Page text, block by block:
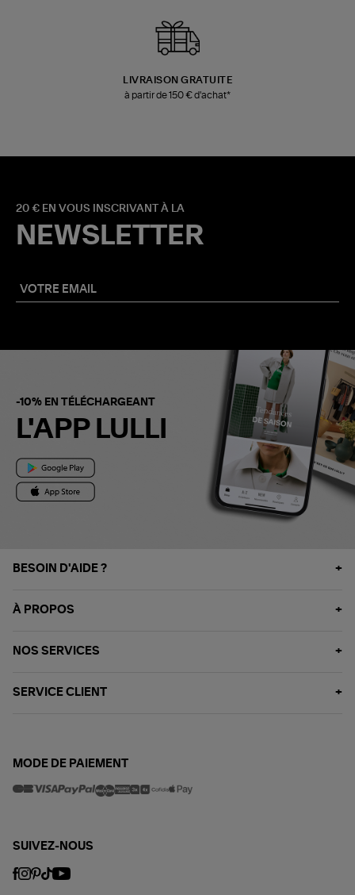
LIVRAISON GRATUITE
à partir de 150 € d'achat*
20 € EN VOUS INSCRIVANT À LA
NEWSLETTER
-10% EN TÉLÉCHARGEANT
L'APP LULLI
BESOIN D'AIDE ?
À PROPOS
NOS SERVICES
SERVICE CLIENT
MODE DE PAIEMENT
SUIVEZ-NOUS